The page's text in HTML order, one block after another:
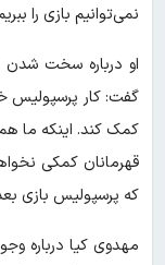
نمی‌توانیم بازی را
او درباره سخت شدن
کمک کند. اینکه ما
قهرمانان کمکی
که پرسپولیس بازی
مهدوی کیا درباره